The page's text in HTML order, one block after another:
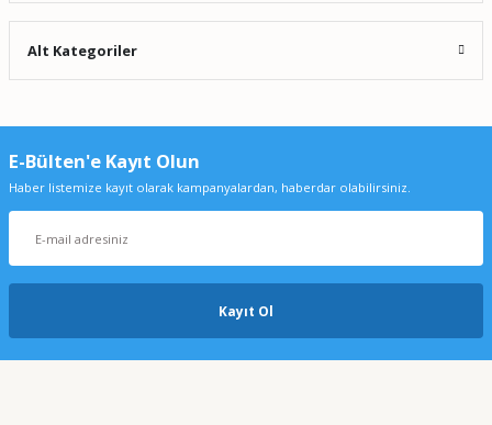
Wtw Profi̇li̇ne Ph 3310 Portati̇f Ph Metre Set 3
Alt Kategoriler
E-Bülten'e Kayıt Olun
Haber listemize kayıt olarak kampanyalardan, haberdar olabilirsiniz.
Kayıt Ol